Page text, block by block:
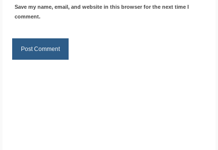
Save my name, email, and website in this browser for the next time I
comment.